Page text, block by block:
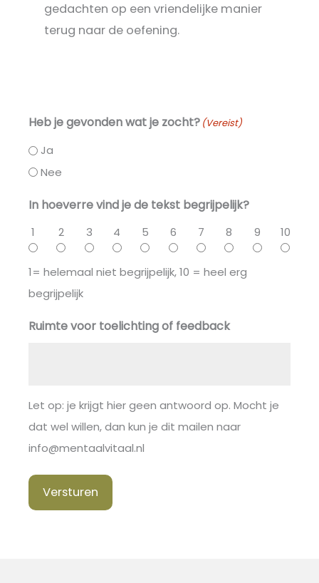
gedachten op een vriendelijke manier
terug naar de oefening.
Heb je gevonden wat je zocht? (Vereist)
Ja
Nee
In hoeverre vind je de tekst begrijpelijk?
1 2 3 4 5 6 7 8 9 10
1= helemaal niet begrijpelijk, 10 = heel erg
begrijpelijk
Ruimte voor toelichting of feedback
Let op: je krijgt hier geen antwoord op. Mocht je
dat wel willen, dan kun je dit mailen naar
info@mentaalvitaal.nl
Versturen